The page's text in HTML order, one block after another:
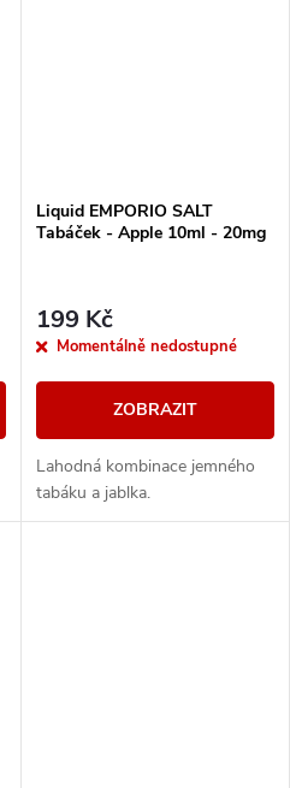
Liquid EMPORIO SALT
Tabáček - Apple 10ml - 20mg
199 Kč
Momentálně nedostupné
ZOBRAZIT
Lahodná kombinace jemného
tabáku a jablka.